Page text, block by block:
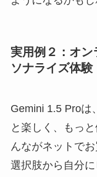
実用例２：オン
ソナライズ体験
Gemini 1.5 Proは
と楽しく、もっ
んながネットで
選択肢から自分